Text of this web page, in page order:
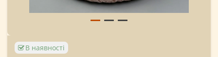
В наявності